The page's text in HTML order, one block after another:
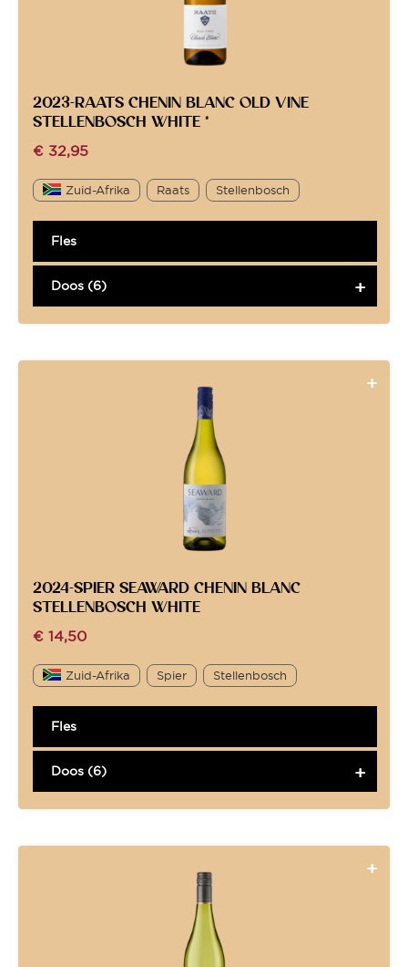
2023-RAATS CHENIN BLANC OLD VINE
STELLENBOSCH WHITE *
€ 32,95
Zuid-Afrika Raats Stellenbosch
Fles
Doos (6)
2024-SPIER SEAWARD CHENIN BLANC
STELLENBOSCH WHITE
€ 14,50
Zuid-Afrika Spier Stellenbosch
Fles
Doos (6)